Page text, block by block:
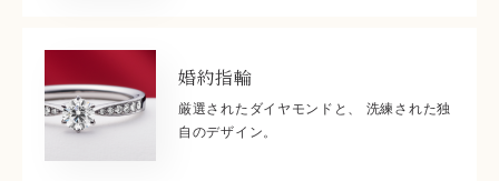
婚約指輪
厳選されたダイヤモンドと、 洗練された独
自のデザイン。